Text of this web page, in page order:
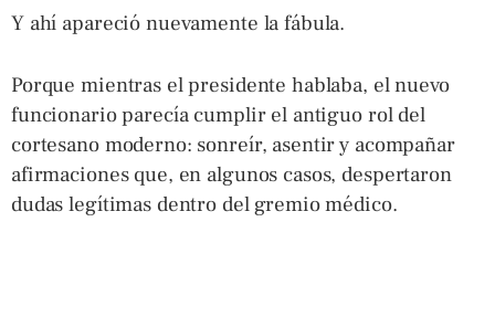
Y ahí apareció nuevamente la fábula.
Porque mientras el presidente hablaba, el nuevo
funcionario parecía cumplir el antiguo rol del
cortesano moderno: sonreír, asentir y acompañar
afirmaciones que, en algunos casos, despertaron
dudas legítimas dentro del gremio médico.